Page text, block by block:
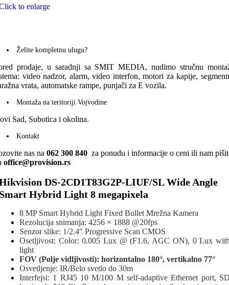
to enlarge
Želite kompletnu ulugu?
prodaje, u saradnji sa SMIT MEDIA, nudimo stručnu
video nadzor, alarm, video interfon, motori za kapije,
vrata, automatske rampe, punjači za E vozila.
Montaža na teritoriji Vojvodine
Sad, Subotica i okolina.
Kontakt
nas na 062 300 840 za ponudu i informacije o ceni ili nam
office@provision.rs
DS-2CD1T83G2P-LIUF/SL Wide Angle
Hybrid Light 8 megapixela
8 MP Smart Hybrid Light Fixed Bullet Mrežna Kamera
Rezolucija snimanja: 4256 × 1888 @20fps
Senzor slike: 1/2.4″ Progressive Scan CMOS
Osetljivost: Color: 0.005 Lux @ (F1.6, AGC ON), 0 Lux
light
FOV (Polje vidljivosti): horizontalno 180°, vertikalno 77°
Osvetljenje: IR/Belo svetlo do 30m
Interfejsi: 1 RJ45 10 M/100 M self-adaptive Ethernet port,